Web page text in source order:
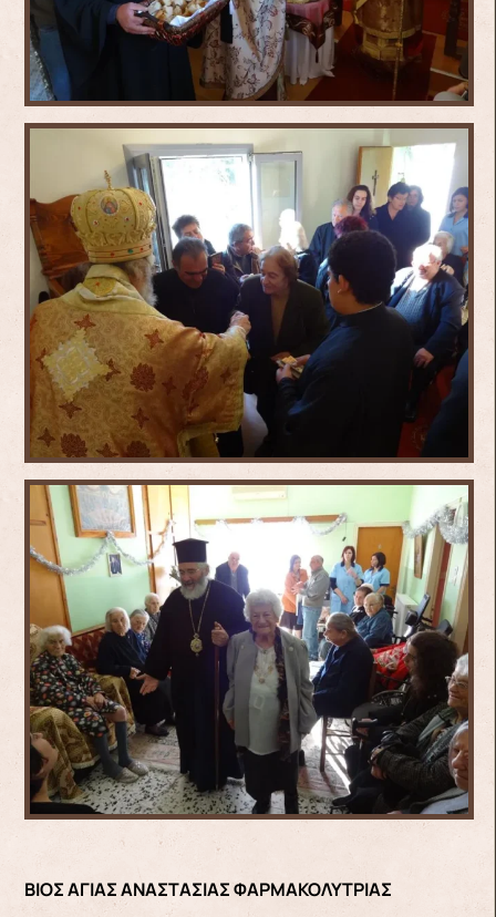
ΒΙΟΣ ΑΓΙΑΣ ΑΝΑΣΤΑΣΙΑΣ ΦΑΡΜΑΚΟΛΥΤΡΙΑΣ